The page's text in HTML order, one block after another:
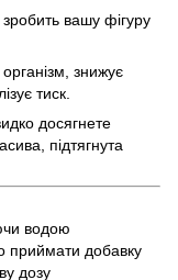
вашу фігуру
знижує
тиск.
досягнете
підтягнута
водою
приймати добавку
дозу